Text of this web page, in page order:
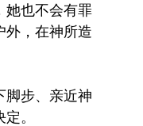
她也不会有罪
外，在神所造
脚步、亲近神
。